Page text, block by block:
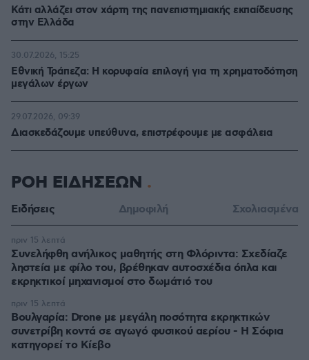
Κάτι αλλάζει στον χάρτη της πανεπιστημιακής εκπαίδευσης
στην Ελλάδα
Εθνική Τράπεζα: Η κορυφαία επιλογή για τη χρηματοδότηση
μεγάλων έργων
30.07.2026, 15:25
Διασκεδάζουμε υπεύθυνα, επιστρέφουμε με ασφάλεια
29.07.2026, 09:39
ΡΟΗ ΕΙΔΗΣΕΩΝ
Ειδήσεις Δημοφιλή Σχολιασμένα
Συνελήφθη ανήλικος μαθητής στη Φλόριντα: Σχεδίαζε
ληστεία με φίλο του, βρέθηκαν αυτοσχέδια όπλα και
εκρηκτικοί μηχανισμοί στο δωμάτιό του
πριν 15 λεπτά
Βουλγαρία: Drone με μεγάλη ποσότητα εκρηκτικών
συνετρίβη κοντά σε αγωγό φυσικού αερίου - Η Σόφια
κατηγορεί το Κίεβο
πριν 15 λεπτά